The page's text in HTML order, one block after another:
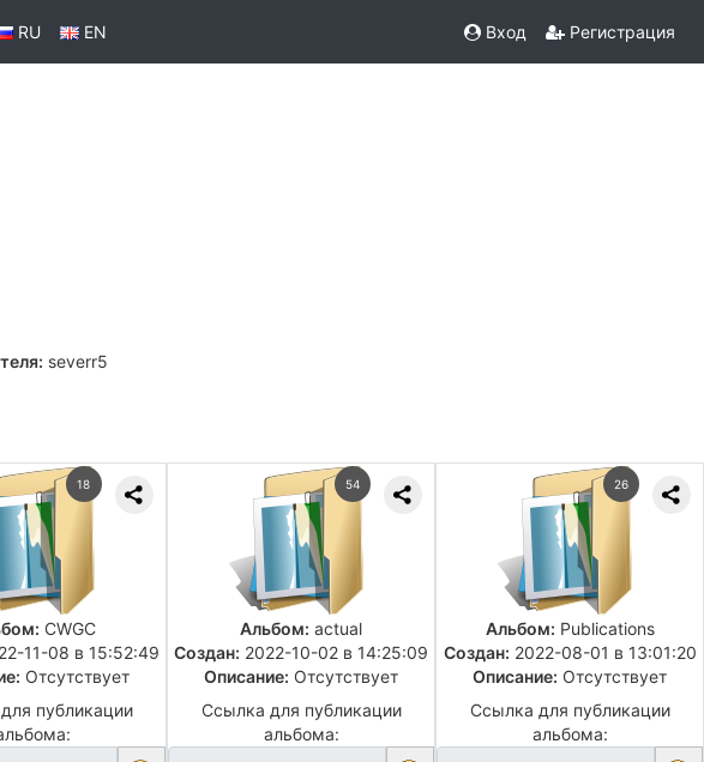
RU EN Вход Регистрация
severr5
18
CWGC
11-08 в 15:52:49
Отсутствует
публикации
54
Альбом: actual
Создан: 2022-10-02 в 14:25:09
Описание: Отсутствует
Ссылка для публикации
альбома:
26
Альбом: Publications
Создан: 2022-08-01 в 13:01:20
Описание: Отсутствует
Ссылка для публикации
альбома: